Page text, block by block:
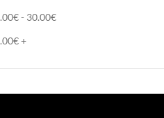
€- 30.00€
€+